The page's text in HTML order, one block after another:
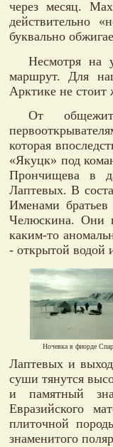
через месяц.
действительно
буквально
Несмотря на
маршрут. Для
Арктике не стоит
От
которая
«Якуцк» под
Прончищева в
Лаптевых. В
Именами
Челюскина. Они
каким-то
- открытой водой
Ночевка в фиорде
Лаптевых и
суши тянутся
и памятный
Евразийского
плиточной
знаменитого